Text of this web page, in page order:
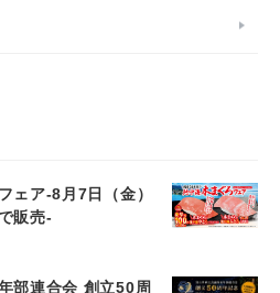
ェア-8月7日（金）
販売-
部連合会 創立50周